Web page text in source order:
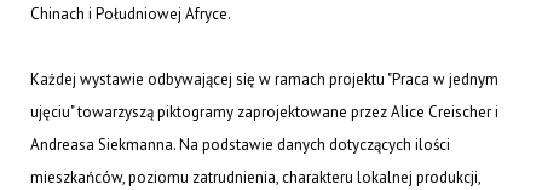
Chinach i Południowej Afryce.
Każdej wystawie odbywającej się w ramach projektu "Praca w jednym
ujęciu" towarzyszą piktogramy zaprojektowane przez Alice Creischer i
Andreasa Siekmanna. Na podstawie danych dotyczących ilości
mieszkańców, poziomu zatrudnienia, charakteru lokalnej produkcji,